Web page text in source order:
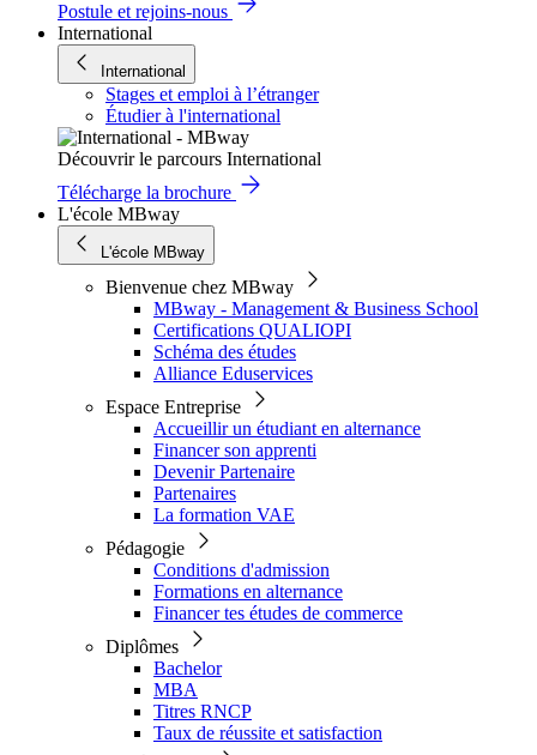
Postule et rejoins-nous
International
International
Stages et emploi à l’étranger
Étudier à l'international
Découvrir le parcours International
Télécharge la brochure
L'école MBway
L'école MBway
Bienvenue chez MBway
MBway - Management & Business School
Certifications QUALIOPI
Schéma des études
Alliance Eduservices
Espace Entreprise
Accueillir un étudiant en alternance
Financer son apprenti
Devenir Partenaire
Partenaires
La formation VAE
Pédagogie
Conditions d'admission
Formations en alternance
Financer tes études de commerce
Diplômes
Bachelor
MBA
Titres RNCP
Taux de réussite et satisfaction